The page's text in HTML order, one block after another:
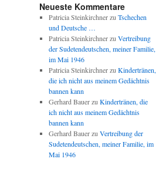
Neueste Kommentare
Patricia Steinkirchnerzu Tschechen
und Deutsche …
Patricia Steinkirchnerzu Vertreibung
der Sudetendeutschen, meiner Familie,
im Mai 1946
Patricia Steinkirchnerzu Kindertränen,
die ich nicht aus meinem Gedächtnis
bannen kann
Gerhard Bauerzu Kindertränen, die
ich nicht aus meinem Gedächtnis
bannen kann
Gerhard Bauerzu Vertreibung der
Sudetendeutschen, meiner Familie, im
Mai 1946